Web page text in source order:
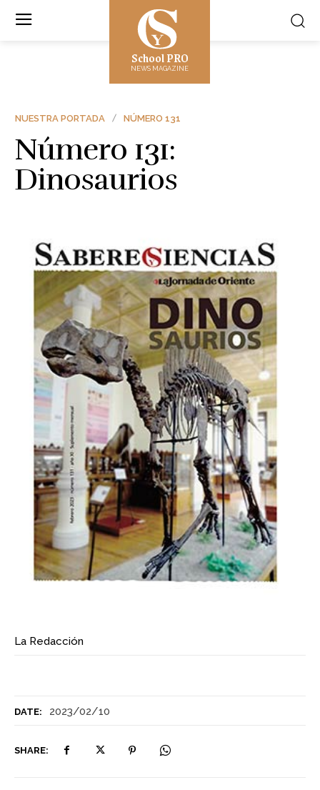
School PRO
NEWS MAGAZINE
DATE: 2023/02/10
SHARE:
NUESTRA PORTADA NÚMERO 131
Número 131:
Dinosaurios
La Redacción